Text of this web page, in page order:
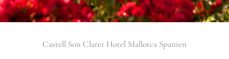
Castell Son Claret Hotel Mallorca Spanien